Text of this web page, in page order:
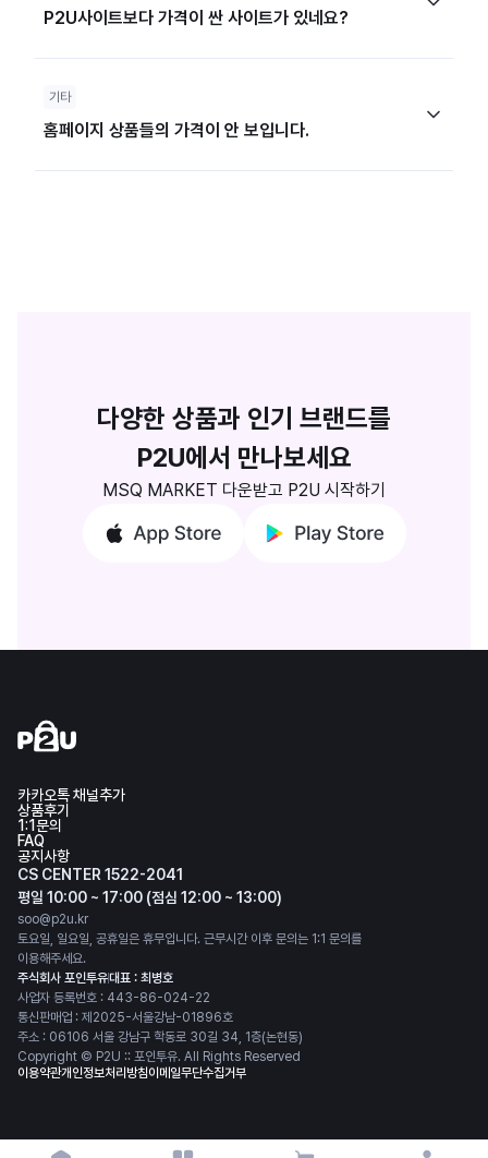
카카오톡 채널추가
상품후기
1:1문의
FAQ
공지사항
CS CENTER 1522-2041
평일 10:00 ~ 17:00 (점심 12:00 ~ 13:00)
soo@p2u.kr
토요일, 일요일, 공휴일은 휴무입니다. 근무시간 이후 문의는 1:1 문의를
이용해주세요.
주식회사 포인투유대표 : 최병호
사업자 등록번호 : 443-86-024-22
통신판매업 : 제2025-서울강남-01896호
주소 : 06106 서울 강남구 학동로 30길 34, 1층(논현동)
Copyright © P2U :: 포인투유. All Rights Reserved
이용약관개인정보처리방침이메일무단수집거부